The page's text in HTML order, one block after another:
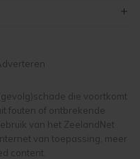
die voortkomt
fouten of ontbrekende
van het ZeelandNet
van toepassing, meer
content.